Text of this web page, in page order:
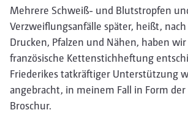
Mehrere Schweiß- und Blutstropfen
Verzweiflungsanfälle später, heißt,
Drucken, Pfalzen und Nähen, haben
französische Kettenstichheftung
Friederikes tatkräftiger Unterstützung
angebracht, in meinem Fall in Form der
Broschur.